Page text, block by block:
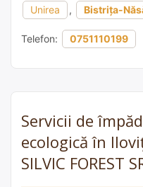
Unirea , Bistrița-
Telefon: 0751110199
Servicii de
ecologică în
SILVIC FOREST